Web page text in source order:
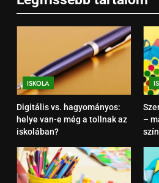
1
Digitális
van-e még
iskolában?
ISKOLA
2
matricák,
3
ISKOLA
Digitális vs. hagyományos:
helye van-e még a tollnak az
iskolában?
–